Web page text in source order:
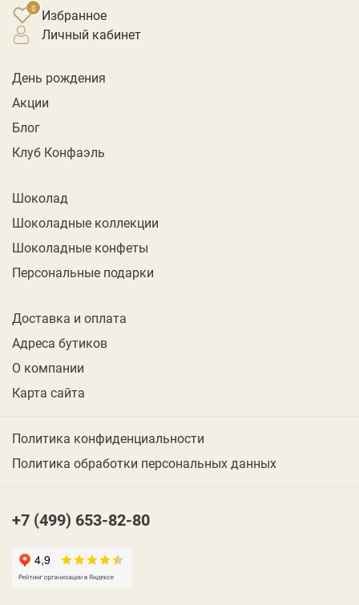
Избранное
личный кабинет
День рождения
Акции
Блог
Клуб Конфаэль
Шоколад
Шоколадные коллекции
Шоколадные конфеты
Персональные подарки
Доставка и оплата
Адреса бутиков
О компании
Карта сайта
Политика конфиденциальности
Политика обработки персональных данных
+7 (499) 653-82-80